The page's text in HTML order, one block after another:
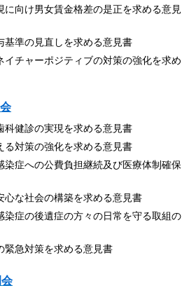
に向け男女賃金格差の是正を求める意見
基準の見直しを求める意見書
イチャーポジティブの対策の強化を求め
科健診の実現を求める意見書
る対策の強化を求める意見書
染症への公費負担継続及び医療体制確保
心な社会の構築を求める意見書
染症の後遺症の方々の日常を守る取組の
緊急対策を求める意見書